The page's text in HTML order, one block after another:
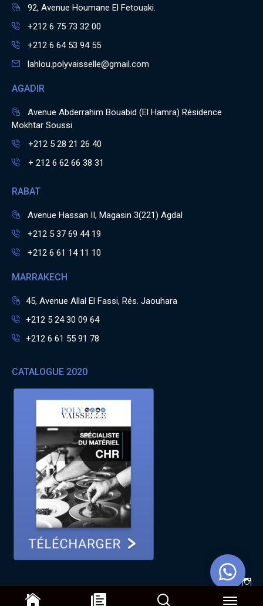
92, Avenue Houmane El Fetouaki.
+212 6 75 73 32 00
+212 6 64 53 94 55
lahlou.polyvaisselle@gmail.com
AGADIR
Avenue Abderrahim Bouabid (El Hamra) Résidence
Mokhtar Soussi
+212 5 28 21 26 40
+ 212 6 62 66 38 31
RABAT
Avenue Hassan II, Magasin 3(221) Agdal
+212 5 37 69 44 19
+212 6 61 14 11 10
MARRAKECH
45, Avenue Allal El Fassi, Rés. Jaouhara
+212 5 24 30 09 64
+212 6 61 55 91 78
CATALOGUE 2020